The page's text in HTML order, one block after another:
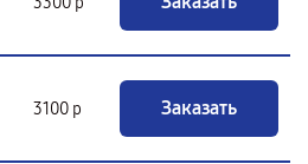
3100 р Заказать